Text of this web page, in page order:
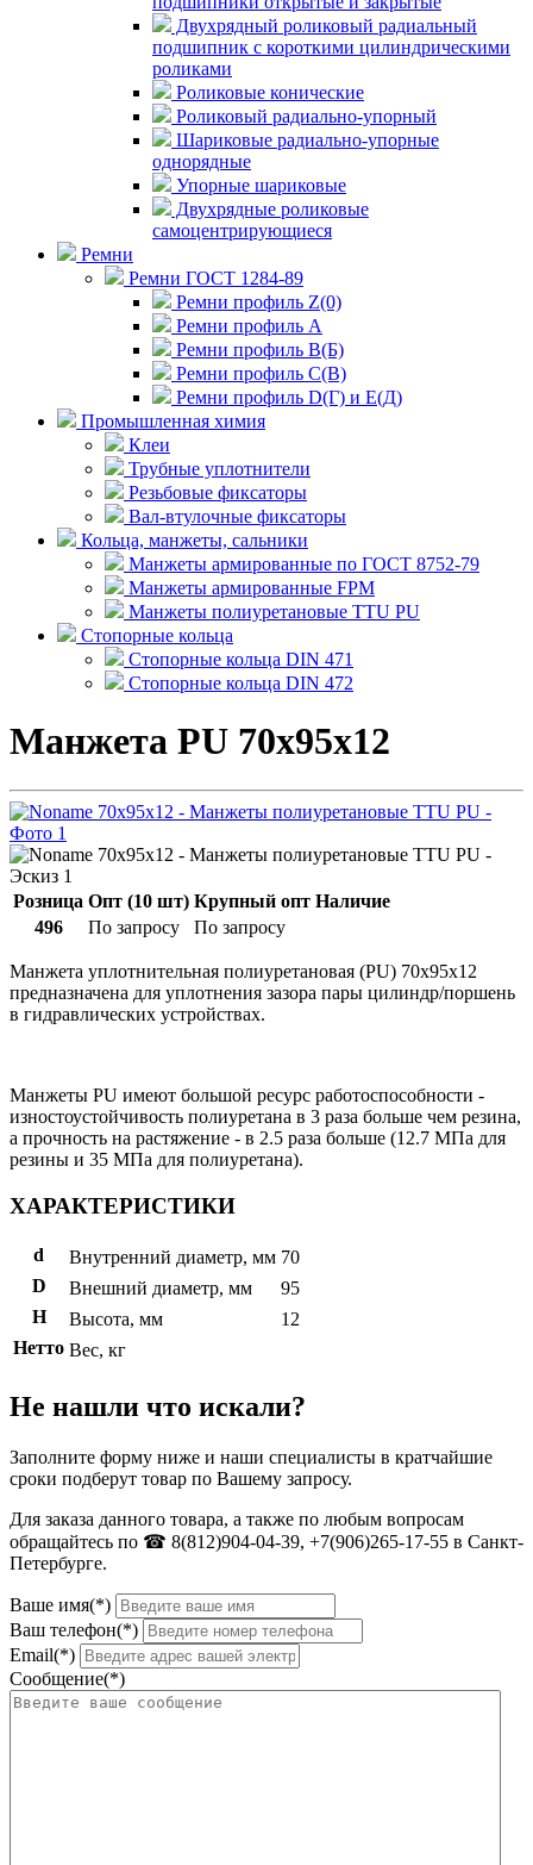
Двухрядный роликовый радиальный
подшипник с короткими цилиндрическими
роликами
Роликовые конические
Роликовый радиально-упорный
Шариковые радиально-упорные
однорядные
Упорные шариковые
Двухрядные роликовые
самоцентрирующиеся
Ремни
Ремни ГОСТ 1284-89
Ремни профиль Z(0)
Ремни профиль А
Ремни профиль В(Б)
Ремни профиль С(В)
Ремни профиль D(Г) и E(Д)
Промышленная химия
Клеи
Трубные уплотнители
Резьбовые фиксаторы
Вал-втулочные фиксаторы
Кольца, манжеты, сальники
Манжеты армированные по ГОСТ 8752-79
Манжеты армированные FPM
Манжеты полиуретановые TTU PU
Стопорные кольца
Стопорные кольца DIN 471
Стопорные кольца DIN 472
Манжета PU 70x95x12
Розница Опт (10 шт) Крупный опт Наличие
496
По запросу По запросу
Манжета уплотнительная полиуретановая (PU) 70x95x12
предназначена для уплотнения зазора пары цилиндр/поршень
в гидравлических устройствах.
Манжеты PU имеют большой ресурс работоспособности -
изностоустойчивость полиуретана в 3 раза больше чем резина,
а прочность на растяжение - в 2.5 раза больше (12.7 МПа для
резины и 35 МПа для полиуретана).
ХАРАКТЕРИСТИКИ
d Внутренний диаметр, мм 70
D
Внешний диаметр, мм
95
H
Высота, мм
12
Нетто Вес, кг
Не нашли что искали?
Заполните форму ниже и наши специалисты в кратчайшие
сроки подберут товар по Вашему запросу.
Для заказа данного товара, а также по любым вопросам
обращайтесь по ☎ 8(812)904-04-39, +7(906)265-17-55 в Санкт-
Петербурге.
Ваше имя(*)
Ваш телефон(*)
Email(*)
Сообщение(*)